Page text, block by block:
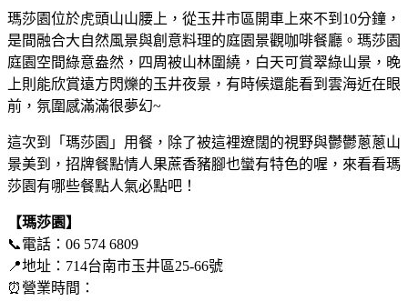
瑪莎園位於虎頭山山腰上，從玉井市區開車上來不到10分鐘，
是間融合大自然風景與創意料理的庭園景觀咖啡餐廳。瑪莎園
庭園空間綠意盎然，四周被山林圍繞，白天可賞翠綠山景，晚
上則能欣賞遠方閃爍的玉井夜景，有時候還能看到雲海近在眼
前，氛圍感滿滿很夢幻~
這次到「瑪莎園」用餐，除了被這裡遼闊的視野與鬱鬱蔥蔥山
景美到，招牌餐點情人果蔗香豬腳也蠻有特色的喔，來看看瑪
莎園有哪些餐點人氣必點吧！
【瑪莎園】
📞電話：06 574 6809
📍地址：714台南市玉井區25-66號
⏰營業時間：